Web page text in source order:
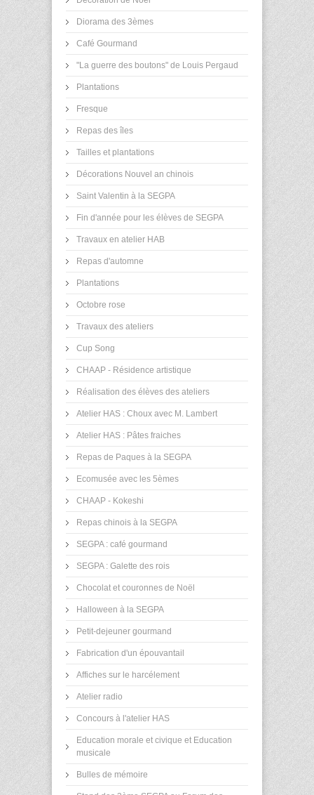
Diorama des 3èmes
Café Gourmand
"La guerre des boutons" de Louis Pergaud
Plantations
Fresque
Repas des îles
Tailles et plantations
Décorations Nouvel an chinois
Saint Valentin à la SEGPA
Fin d'année pour les élèves de SEGPA
Travaux en atelier HAB
Repas d'automne
Plantations
Octobre rose
Travaux des ateliers
Cup Song
CHAAP - Résidence artistique
Réalisation des élèves des ateliers
Atelier HAS : Choux avec M. Lambert
Atelier HAS : Pâtes fraiches
Repas de Paques à la SEGPA
Ecomusée avec les 5èmes
CHAAP - Kokeshi
Repas chinois à la SEGPA
SEGPA : café gourmand
SEGPA : Galette des rois
Chocolat et couronnes de Noël
Halloween à la SEGPA
Petit-dejeuner gourmand
Fabrication d'un épouvantail
Affiches sur le harcélement
Atelier radio
Concours à l'atelier HAS
Education morale et civique et Education
musicale
Bulles de mémoire